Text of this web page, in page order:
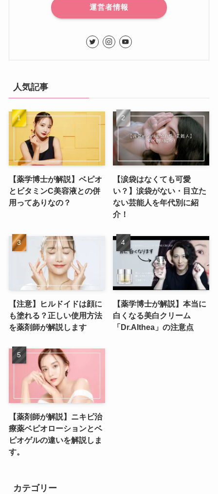
運営者情報
人気記事
【薬学博士が解説】ベピオ
とビタミンC美容液との併
用ってありなの？
【涙袋はなくても可愛
い？】涙袋がない・目立た
ない芸能人を年代別に紹
介！
【注意】ヒルドイドは顔に
も塗れる？正しい使用方法
を薬剤師が解説します
【薬学博士が解説】本当に
白くなる美白クリーム
「Dr.Althea」の注意点
【薬剤師が解説】ニキビ治
療薬ベピオローションとベ
ピオゲルの違いを解説しま
す。
カテゴリー